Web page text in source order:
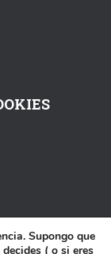
Supongo que
( o si eres